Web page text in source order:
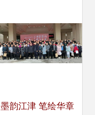
举办职业教育成果
墨韵江津 笔绘华章